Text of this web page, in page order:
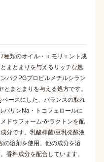
種類のオイル・エモリエント成
まとまりを与えるリッチな処
パクPGプロピルメチルシラン
まとまりを与える処方です。
ースにした、バランスの取れ
バリンNa・トコフェロールに
ドウフォーム-δ-ラクトンを配
分です。乳酸桿菌/豆乳発酵液
の溶剤を使用。他の成分を溶
香料成分を配合しています。